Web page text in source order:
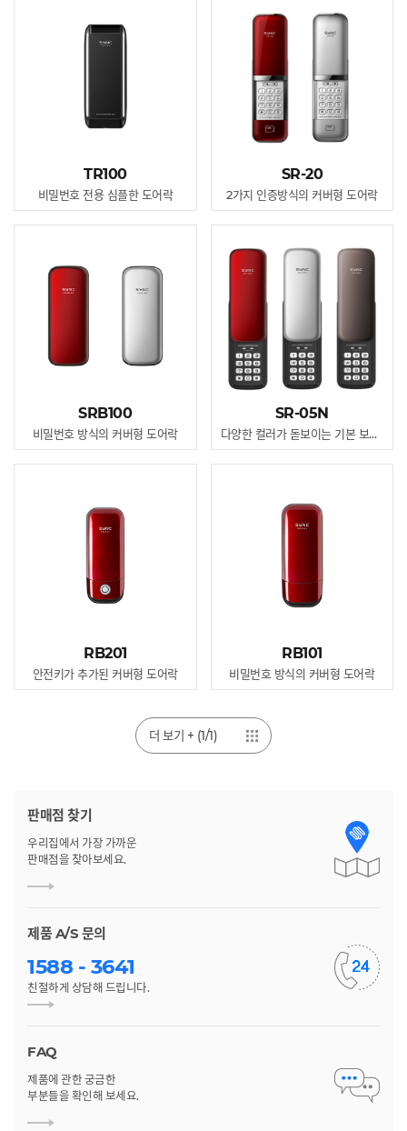
TR100
비밀번호 전용 심플한 도어락
SR-20
2가지 인증방식의 커버형 도어락
SRB100
비밀번호 방식의 커버형 도어락
SR-05N
다양한 컬러가 돋보이는 기본 보조키
RB201
안전키가 추가된 커버형 도어락
RB101
비밀번호 방식의 커버형 도어락
더 보기 + (1/1)
판매점 찾기
우리집에서 가장 가까운
판매점을 찾아보세요.
제품 A/S 문의
1588 - 3641
친절하게 상담해 드립니다.
FAQ
제품에 관한 궁금한
부분들을 확인해 보세요.